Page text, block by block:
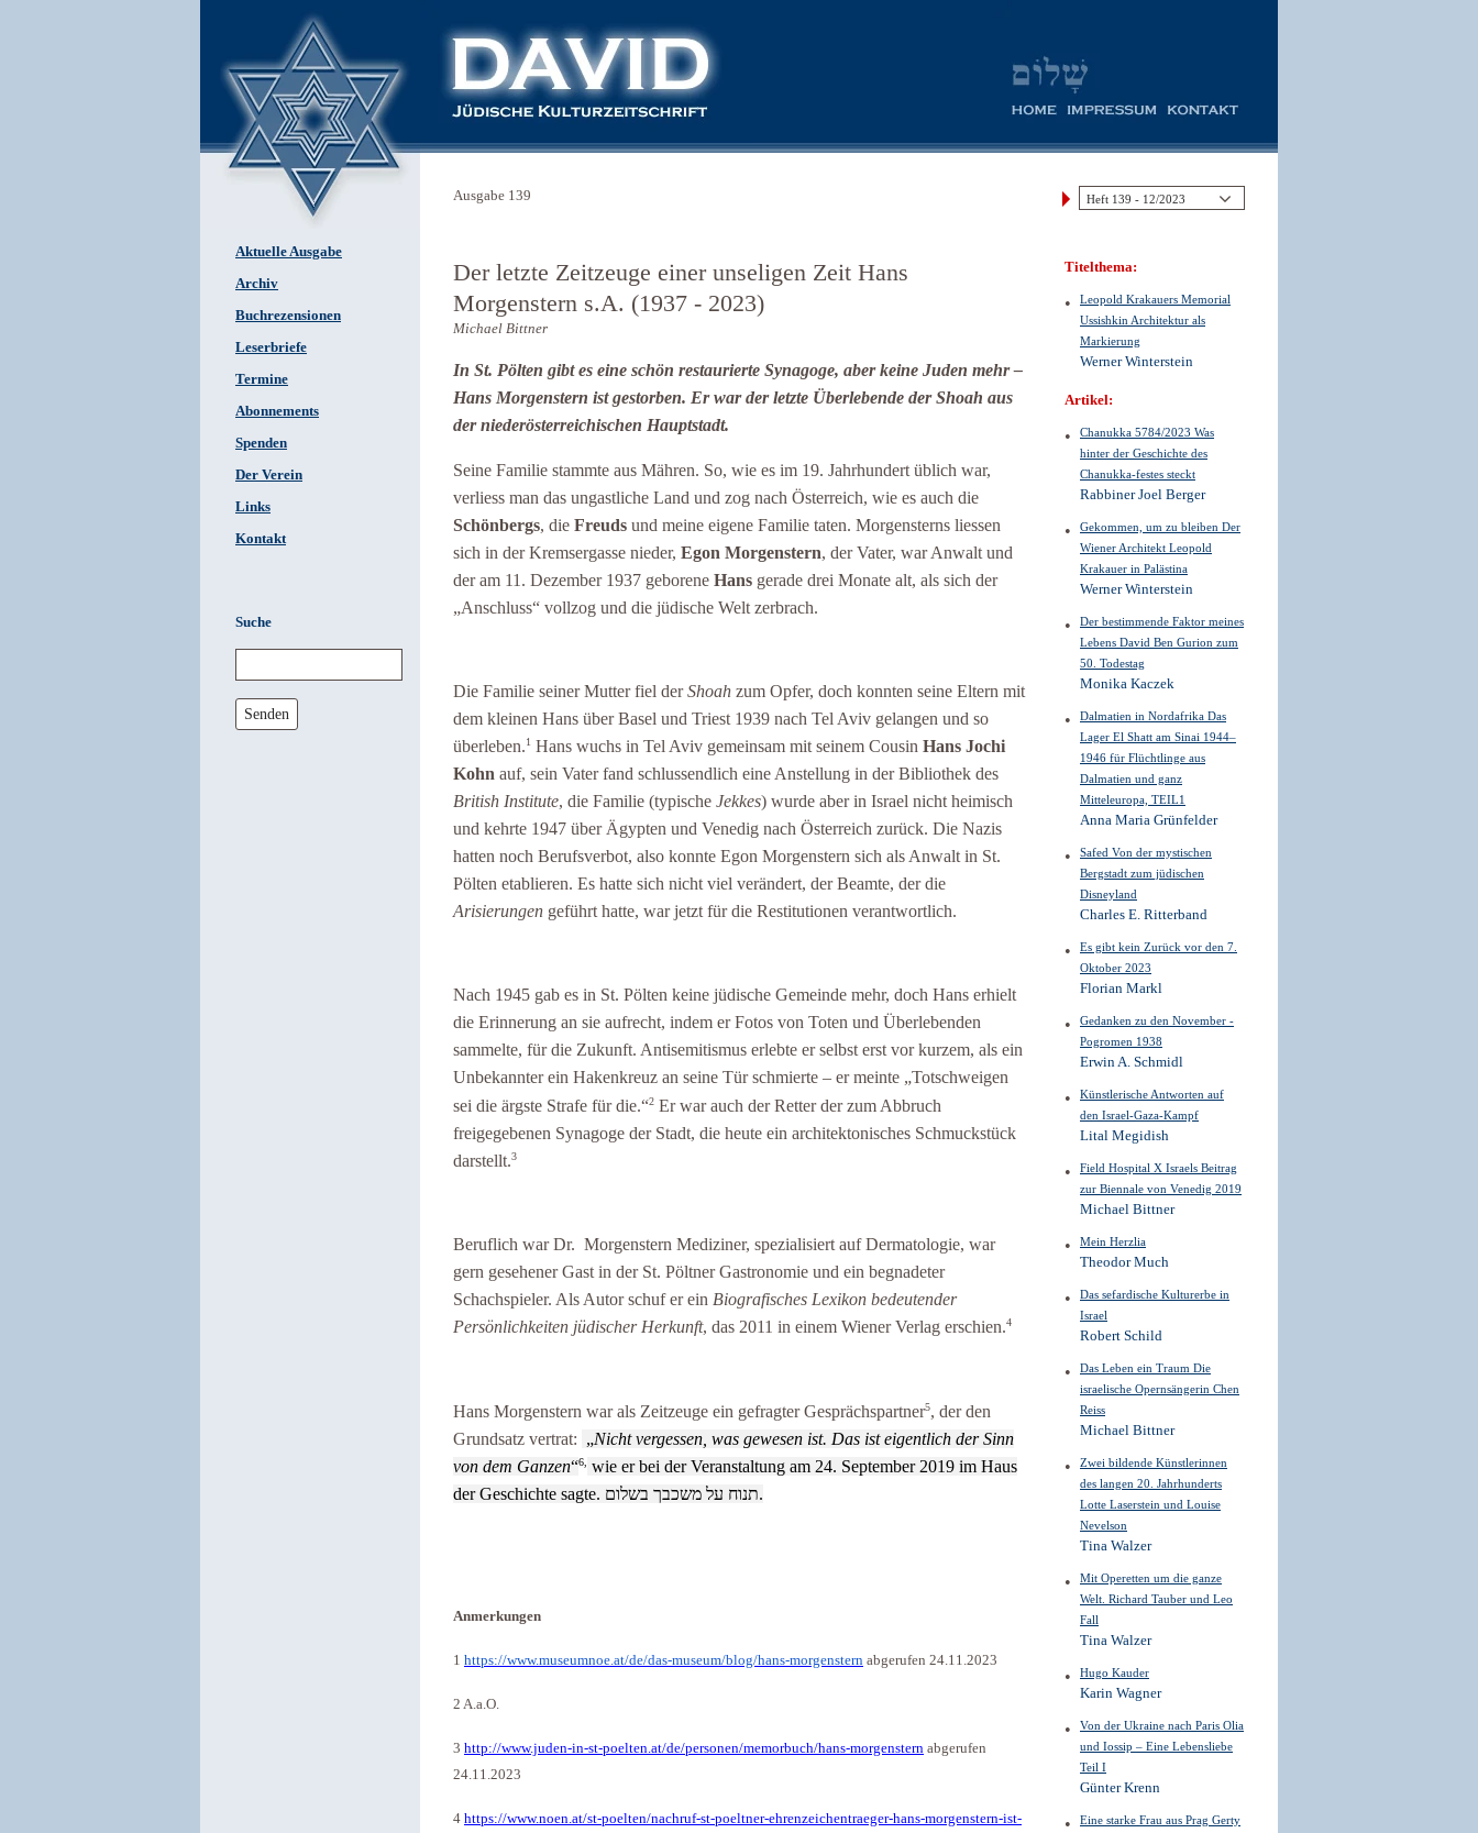
Aktuelle Ausgabe
Archiv
Buchrezensionen
Leserbriefe
Termine
Abonnements
Spenden
Der Verein
Links
Kontakt
Suche
Senden
Ausgabe 139
Der letzte Zeitzeuge einer unseligen Zeit Hans
Morgenstern s.A. (1937 - 2023)
Michael Bittner
In St. Pölten gibt es eine schön restaurierte Synagoge, aber keine Juden mehr –
Hans Morgenstern ist gestorben. Er war der letzte Überlebende der Shoah aus
der niederösterreichischen Hauptstadt.
Seine Familie stammte aus Mähren. So, wie es im 19. Jahrhundert üblich war,
verliess man das ungastliche Land und zog nach Österreich, wie es auch die
Schönbergs, die Freuds und meine eigene Familie taten. Morgensterns liessen
sich in der Kremsergasse nieder, Egon Morgenstern, der Vater, war Anwalt und
der am 11. Dezember 1937 geborene Hans gerade drei Monate alt, als sich der
„Anschluss“ vollzog und die jüdische Welt zerbrach.
Die Familie seiner Mutter fiel derShoah zum Opfer, doch konnten seine Eltern mit
dem kleinen Hans über Basel und Triest 1939 nach Tel Aviv gelangen und so
überleben.1 Hans wuchs in Tel Aviv gemeinsam mit seinem Cousin Hans Jochi
Kohn auf, sein Vater fand schlussendlich eine Anstellung in der Bibliothek des
British Institute, die Familie (typische Jekkes) wurde aber in Israel nicht heimisch
und kehrte 1947 über Ägypten und Venedig nach Österreich zurück. Die Nazis
hatten noch Berufsverbot, also konnte Egon Morgenstern sich als Anwalt in St.
Pölten etablieren. Es hatte sich nicht viel verändert, der Beamte, der die
Arisierungen geführt hatte, war jetzt für die Restitutionen verantwortlich.
Nach 1945 gab es in St. Pölten keine jüdische Gemeinde mehr, doch Hans erhielt
die Erinnerung an sie aufrecht, indem er Fotos von Toten und Überlebenden
sammelte, für die Zukunft. Antisemitismus erlebte er selbst erst vor kurzem, als ein
Unbekannter ein Hakenkreuz an seine Tür schmierte – er meinte „Totschweigen
sei die ärgste Strafe für die.“2 Er war auch der Retter der zum Abbruch
freigegebenen Synagoge der Stadt, die heute ein architektonisches Schmuckstück
darstellt.3
Beruflich war Dr. Morgenstern Mediziner, spezialisiert auf Dermatologie, war
gern gesehener Gast in der St. Pöltner Gastronomie und ein begnadeter
Schachspieler. Als Autor schuf er ein Biografisches Lexikon bedeutender
Persönlichkeiten jüdischer Herkunft, das 2011 in einem Wiener Verlag erschien.4
Hans Morgenstern war als Zeitzeuge ein gefragter Gesprächspartner5, der den
Grundsatz vertrat: „Nicht vergessen, was gewesen ist. Das ist eigentlich der Sinn
von dem Ganzen“6,
wie er bei der Veranstaltung am 24. September 2019 im Haus
der Geschichte sagte. תנוח על משכבך בשלום.
Anmerkungen
1 https://www.museumnoe.at/de/das-museum/blog/hans-morgenstern abgerufen 24.11.2023
2 A.a.O.
3 http://www.juden-in-st-poelten.at/de/personen/memorbuch/hans-morgenstern abgerufen
24.11.2023
4 https://www.noen.at/st-poelten/nachruf-st-poeltner-ehrenzeichentraeger-hans-morgenstern-ist-
Titelthema:
Leopold Krakauers Memorial
Ussishkin Architektur als
Markierung
Werner Winterstein
Artikel:
Chanukka 5784/2023 Was
hinter der Geschichte des
Chanukka-festes steckt
Rabbiner Joel Berger
Gekommen, um zu bleiben Der
Wiener Architekt Leopold
Krakauer in Palästina
Werner Winterstein
Der bestimmende Faktor meines
Lebens David Ben Gurion zum
50. Todestag
Monika Kaczek
Dalmatien in Nordafrika Das
Lager El Shatt am Sinai 1944–
1946 für Flüchtlinge aus
Dalmatien und ganz
Mitteleuropa, TEIL1
Anna Maria Grünfelder
Safed Von der mystischen
Bergstadt zum jüdischen
Disneyland
Charles E. Ritterband
Es gibt kein Zurück vor den 7.
Oktober 2023
Florian Markl
Gedanken zu den November -
Pogromen 1938
Erwin A. Schmidl
Künstlerische Antworten auf
den Israel-Gaza-Kampf
Lital Megidish
Field Hospital X Israels Beitrag
zur Biennale von Venedig 2019
Michael Bittner
Mein Herzlia
Theodor Much
Das sefardische Kulturerbe in
Israel
Robert Schild
Das Leben ein Traum Die
israelische Opernsängerin Chen
Reiss
Michael Bittner
Zwei bildende Künstlerinnen
des langen 20. Jahrhunderts
Lotte Laserstein und Louise
Nevelson
Tina Walzer
Mit Operetten um die ganze
Welt. Richard Tauber und Leo
Fall
Tina Walzer
Hugo Kauder
Karin Wagner
Von der Ukraine nach Paris Olia
und Iossip – Eine Lebensliebe
Teil I
Günter Krenn
Eine starke Frau aus Prag Gerty